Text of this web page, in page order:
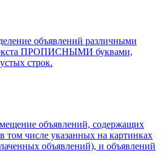
объявлений различными
ПРОПИСНЫМИ буквами,
строк.
объявлений, содержащих
том числе указанных на картинках
объявлений), и объявлений